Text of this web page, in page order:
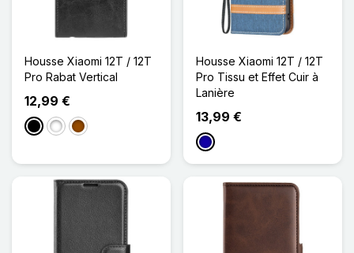
Housse Xiaomi 12T / 12T
Pro Rabat Vertical
12,99 €
NoirBlancMarron
Housse Xiaomi 12T / 12T
Pro Tissu et Effet Cuir à
Lanière
13,99 €
Bleu Foncé